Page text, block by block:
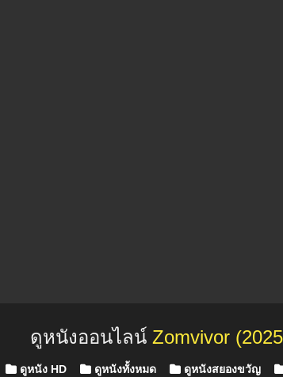
ดูหนังออนไลน์ Zomvivor
ดูหนัง HD ดูหนังทั้งหมด ดูหนังสยองขวัญ